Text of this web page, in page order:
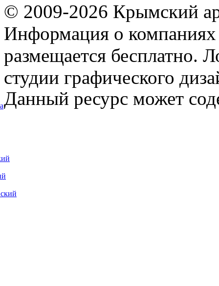
© 2009-2026 Крымский
Информация о компаниях
размещается бесплатно.
студии графического
Данный ресурс может